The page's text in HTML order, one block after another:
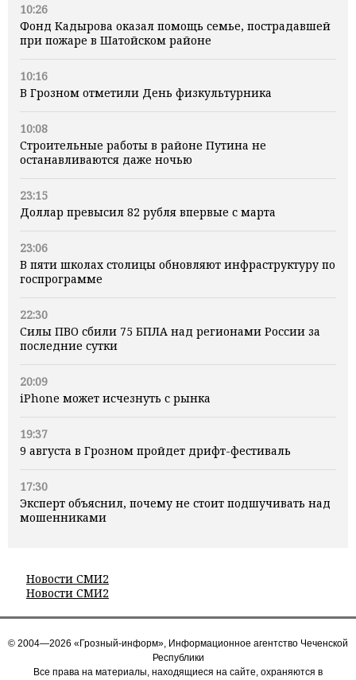
10:26
Фонд Кадырова оказал помощь семье, пострадавшей
при пожаре в Шатойском районе
10:16
В Грозном отметили День физкультурника
10:08
Строительные работы в районе Путина не
останавливаются даже ночью
23:15
Доллар превысил 82 рубля впервые с марта
23:06
В пяти школах столицы обновляют инфраструктуру по
госпрограмме
22:30
Силы ПВО сбили 75 БПЛА над регионами России за
последние сутки
20:09
iPhone может исчезнуть с рынка
19:37
9 августа в Грозном пройдет дрифт-фестиваль
17:30
Эксперт объяснил, почему не стоит подшучивать над
мошенниками
Новости СМИ2
Новости СМИ2
© 2004—2026 «Грозный-информ», Информационное агентство Чеченской
Республики
Все права на материалы, находящиеся на сайте, охраняются в